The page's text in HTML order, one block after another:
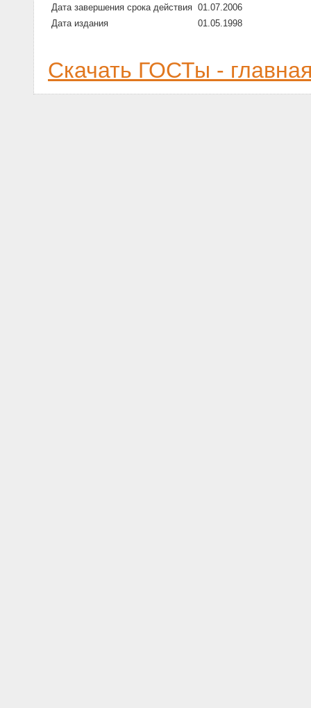
Дата завершения срока действия 01.07.2006
Дата издания
01.05.1998
Скачать ГОСТы -